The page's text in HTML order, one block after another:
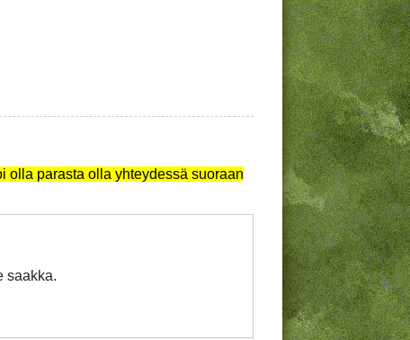
olla parasta olla yhteydessä suoraan
saakka.